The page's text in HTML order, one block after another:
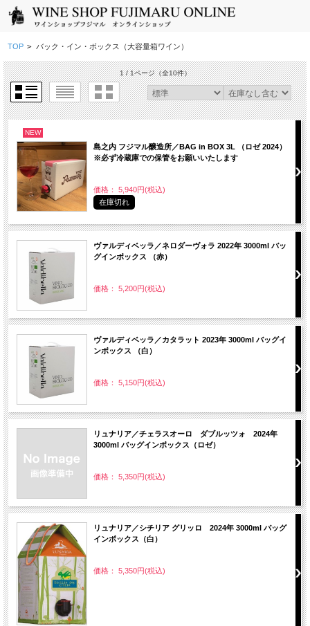
TOP > バック・イン・ボックス（大容量箱ワイン）
1 / 1ページ（全10件）
NEW
島之内 フジマル醸造所／BAG in BOX 3L （ロゼ 2024）
※必ず冷蔵庫での保管をお願いいたします
価格： 5,940円(税込)
在庫切れ
ヴァルディベッラ／ネロダーヴォラ 2022年 3000ml バッ
グインボックス （赤）
価格： 5,200円(税込)
ヴァルディベッラ／カタラット 2023年 3000ml バッグイ
ンボックス （白）
価格： 5,150円(税込)
リュナリア／チェラスオーロ ダブルッツォ 2024年
3000ml バッグインボックス（ロゼ）
価格： 5,350円(税込)
リュナリア／シチリア グリッロ 2024年 3000ml バッグ
インボックス（白）
価格： 5,350円(税込)